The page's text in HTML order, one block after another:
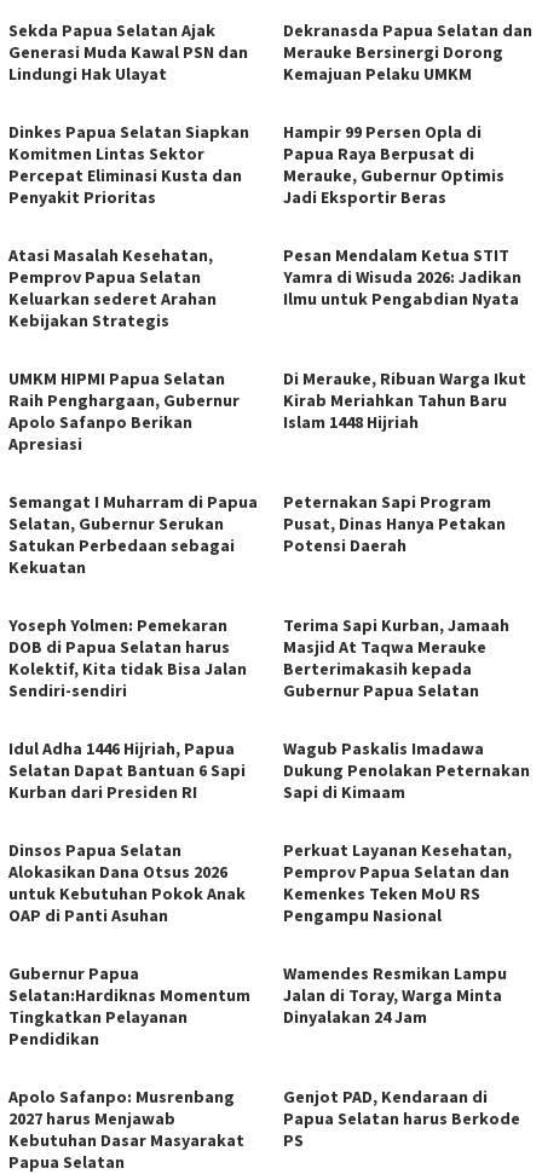
Sekda Papua Selatan Ajak
Generasi Muda Kawal PSN dan
Lindungi Hak Ulayat
Dekranasda Papua Selatan dan
Merauke Bersinergi Dorong
Kemajuan Pelaku UMKM
Dinkes Papua Selatan Siapkan
Komitmen Lintas Sektor
Percepat Eliminasi Kusta dan
Penyakit Prioritas
Hampir 99 Persen Opla di
Papua Raya Berpusat di
Merauke, Gubernur Optimis
Jadi Eksportir Beras
Atasi Masalah Kesehatan,
Pemprov Papua Selatan
Keluarkan sederet Arahan
Kebijakan Strategis
Pesan Mendalam Ketua STIT
Yamra di Wisuda 2026: Jadikan
Ilmu untuk Pengabdian Nyata
UMKM HIPMI Papua Selatan
Raih Penghargaan, Gubernur
Apolo Safanpo Berikan
Apresiasi
Di Merauke, Ribuan Warga Ikut
Kirab Meriahkan Tahun Baru
Islam 1448 Hijriah
Semangat I Muharram di Papua
Selatan, Gubernur Serukan
Satukan Perbedaan sebagai
Kekuatan
Peternakan Sapi Program
Pusat, Dinas Hanya Petakan
Potensi Daerah
Yoseph Yolmen: Pemekaran
DOB di Papua Selatan harus
Kolektif, Kita tidak Bisa Jalan
Sendiri-sendiri
Terima Sapi Kurban, Jamaah
Masjid At Taqwa Merauke
Berterimakasih kepada
Gubernur Papua Selatan
Idul Adha 1446 Hijriah, Papua
Selatan Dapat Bantuan 6 Sapi
Kurban dari Presiden RI
Wagub Paskalis Imadawa
Dukung Penolakan Peternakan
Sapi di Kimaam
Dinsos Papua Selatan
Alokasikan Dana Otsus 2026
untuk Kebutuhan Pokok Anak
OAP di Panti Asuhan
Perkuat Layanan Kesehatan,
Pemprov Papua Selatan dan
Kemenkes Teken MoU RS
Pengampu Nasional
Gubernur Papua
Selatan:Hardiknas Momentum
Tingkatkan Pelayanan
Pendidikan
Wamendes Resmikan Lampu
Jalan di Toray, Warga Minta
Dinyalakan 24 Jam
Apolo Safanpo: Musrenbang
2027 harus Menjawab
Kebutuhan Dasar Masyarakat
Papua Selatan
Genjot PAD, Kendaraan di
Papua Selatan harus Berkode
PS